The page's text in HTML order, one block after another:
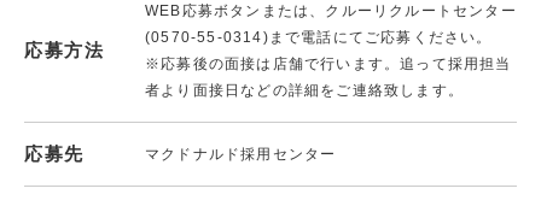
応募方法
WEB応募ボタンまたは、クルーリクルートセンター
(0570-55-0314)まで電話にてご応募ください。
※応募後の面接は店舗で行います。追って採用担当
者より面接日などの詳細をご連絡致します。
応募先 マクドナルド採用センター